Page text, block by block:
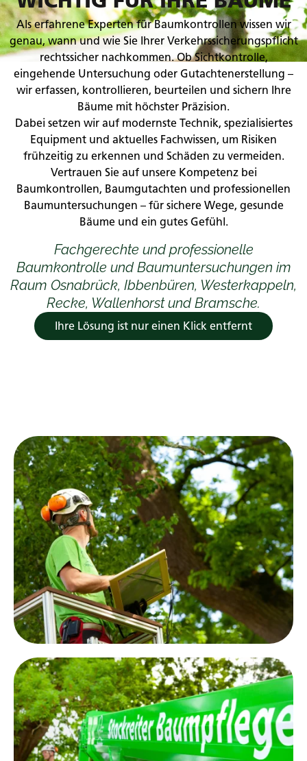
Als erfahrene Experten für Baumkontrollen wissen wir
genau, wann und wie Sie Ihrer Verkehrssicherungspflicht
rechtssicher nachkommen. Ob Sichtkontrolle,
eingehende Untersuchung oder Gutachtenerstellung –
wir erfassen, kontrollieren, beurteilen und sichern Ihre
Bäume mit höchster Präzision.
Dabei setzen wir auf modernste Technik, spezialisiertes
Equipment und aktuelles Fachwissen, um Risiken
frühzeitig zu erkennen und Schäden zu vermeiden.
Vertrauen Sie auf unsere Kompetenz bei
Baumkontrollen, Baumgutachten und professionellen
Baumuntersuchungen – für sichere Wege, gesunde
Bäume und ein gutes Gefühl.
Fachgerechte und professionelle
Baumkontrolle und Baumuntersuchungen im
Raum Osnabrück, Ibbenbüren, Westerkappeln,
Recke, Wallenhorst und Bramsche.
Ihre Lösung ist nur einen Klick entfernt